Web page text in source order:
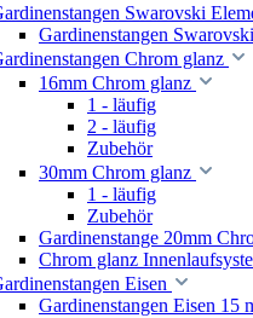
Swarovski
Gardinenstangen
Chrom glanz
16mm Chrom glanz
1 - läufig
2 - läufig
Zubehör
30mm Chrom glanz
1 - läufig
Zubehör
Gardinenstange 20mm
Chrom glanz
Eisen
Gardinenstangen Eisen 15